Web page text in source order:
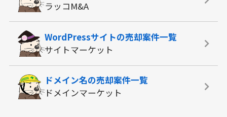
ラッコM&A
WordPressサイトの売却案件一覧
サイトマーケット
ドメイン名の売却案件一覧
ドメインマーケット